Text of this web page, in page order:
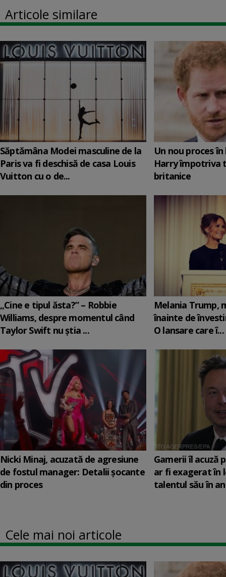
Articole similare
Săptămâna Modei masculine de la
Paris va fi deschisă de casa Louis
Vuitton cu o de...
Un nou proces
Harry împotriva
britanice
„Cine e tipul ăsta?” – Robbie
Williams, despre momentul când
Taylor Swift nu știa ...
Melania Trump,
înainte de
O lansare care î...
Nicki Minaj, acuzată de agresiune
de fostul manager: Detalii șocante
din proces
Gamerii îl acuză
ar fi exagerat în
talentul său în
Cele mai noi articole